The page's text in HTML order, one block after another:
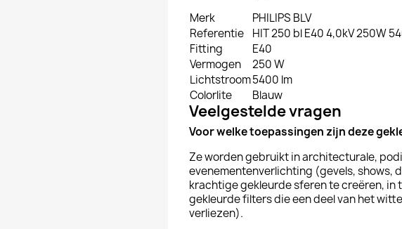
Merk
PHILIPS BLV
Referentie
HIT 250 bl E40 4,0kV 250W
Fitting
E40
Vermogen
250 W
Lichtstroom5400 lm
Colorlite
Blauw
Veelgestelde vragen
Voor welke toepassingen zijn deze
Ze worden gebruikt in architecturale,
evenementenverlichting (gevels, shows,
krachtige gekleurde sferen te creëren, in
gekleurde filters die een deel van het
verliezen).